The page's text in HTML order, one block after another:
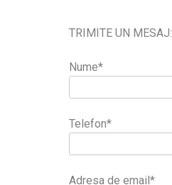
TRIMITE UN MESAJ:
Nume*
Telefon*
Adresa de email*